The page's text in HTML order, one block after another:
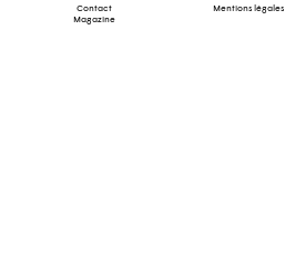
Contact
Magazine
Mentions légales